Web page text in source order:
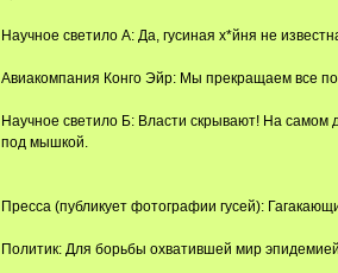
Научное светило А: Да, гусиная х*йня не
Авиакомпания Конго Эйр: Мы прекращаем все
Научное светило Б: Власти скрывают! На самом
под мышкой.
Пресса (публикует фотографии гусей):
Политик: Для борьбы охватившей мир